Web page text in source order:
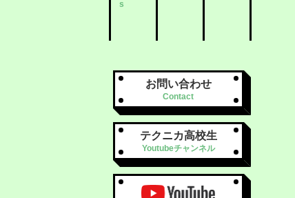
お問い合わせ
Contact
テクニカ高校生
Youtubeチャンネル